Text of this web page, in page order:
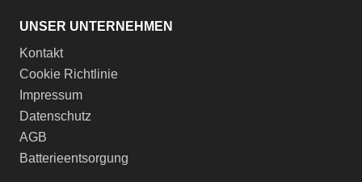
UNSER UNTERNEHMEN
Kontakt
Cookie Richtlinie
Impressum
Datenschutz
AGB
Batterieentsorgung